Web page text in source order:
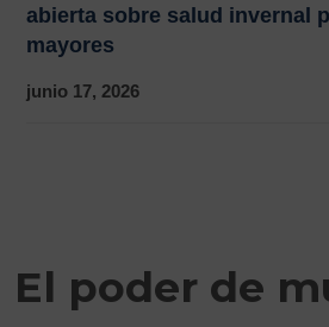
abierta sobre salud invernal
mayores
junio 17, 2026
El poder de